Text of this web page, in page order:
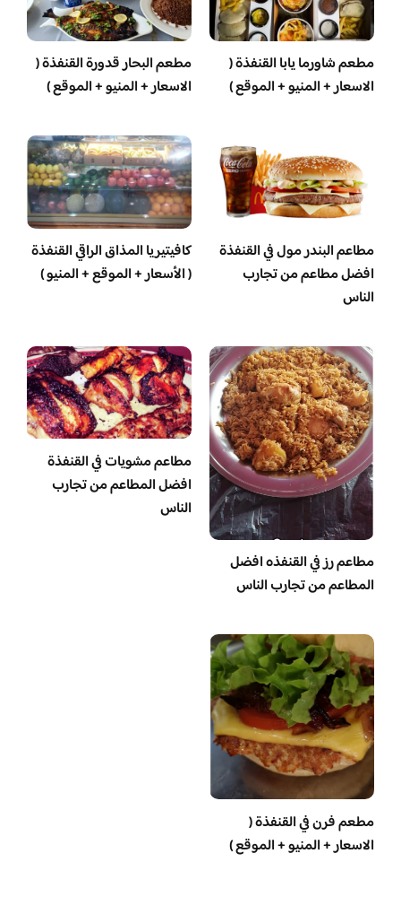
مطعم شاورما يابا القنفذة (
الاسعار + المنيو + الموقع )
مطعم البحار قدورة القنفذة (
الاسعار + المنيو + الموقع )
مطاعم البندر مول في القنفذة
افضل مطاعم من تجارب
الناس
كافيتيريا المذاق الراقي القنفذة
( الأسعار + الموقع + المنيو )
مطاعم رز في القنفذه افضل
المطاعم من تجارب الناس
مطاعم مشويات في القنفذة
افضل المطاعم من تجارب
الناس
مطعم فرن في القنفذة (
الاسعار + المنيو + الموقع )